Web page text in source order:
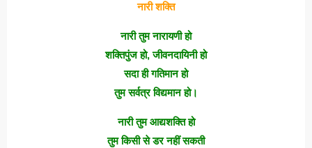
नारी शक्ति
नारी तुम नारायणी हो
शक्तिपुंज हो, जीवनदायिनी हो
सदा ही गतिमान हो
तुम सर्वत्र विद्यमान हो।
नारी तुम आद्यशक्ति हो
तुम किसी से डर नहीं सकती